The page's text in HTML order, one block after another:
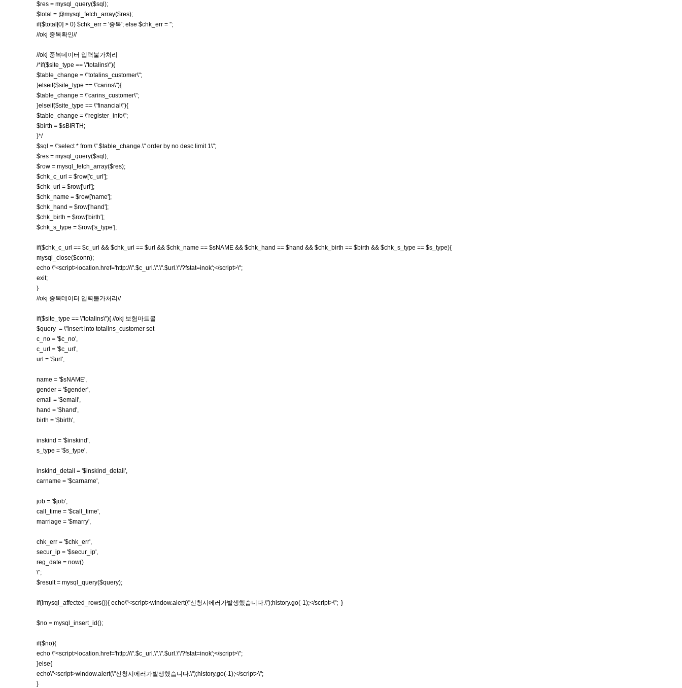
$res = mysql_query($sql);
$total = @mysql_fetch_array($res);
if($total[0] > 0) $chk_err = '중복'; else $chk_err = '';
//okj 중복확인//
//okj 중복데이터 입력불가처리
/*if($site_type == \"totalins\"){
$table_change = \"totalins_customer\";
}elseif($site_type == \"carins\"){
$table_change = \"carins_customer\";
}elseif($site_type == \"financial\"){
$table_change = \"register_info\";
$birth = $sBIRTH;
}*/
$sql = \"select * from \".$table_change.\" order by no desc limit 1\";
$res = mysql_query($sql);
$row = mysql_fetch_array($res);
$chk_c_url = $row['c_url'];
$chk_url = $row['url'];
$chk_name = $row['name'];
$chk_hand = $row['hand'];
$chk_birth = $row['birth'];
$chk_s_type = $row['s_type'];
if($chk_c_url == $c_url && $chk_url == $url && $chk_name == $sNAME && $chk_hand == $hand && $chk_birth == $birth && $chk_s_type == $s_type){
mysql_close($conn);
echo \"<script>location.href='http://\".$c_url.\".\".$url.\"/?fstat=inok';</script>\";
exit;
}
//okj 중복데이터 입력불가처리//
if($site_type == \"totalins\"){ //okj 보험마트몰
$query = \"insert into totalins_customer set
c_no = '$c_no',
c_url = '$c_url',
url = '$url',
name = '$sNAME',
gender = '$gender',
email = '$email',
hand = '$hand',
birth = '$birth',
inskind = '$inskind',
s_type = '$s_type',
inskind_detail = '$inskind_detail',
carname = '$carname',
job = '$job',
call_time = '$call_time',
marriage = '$marry',
chk_err = '$chk_err',
secur_ip = '$secur_ip',
reg_date = now()
\";
$result = mysql_query($query);
if(!mysql_affected_rows()){ echo\"<script>window.alert(\"신청시에러가발생했습니다.\");history.go(-1);</script>\"; }
$no = mysql_insert_id();
if($no){
echo \"<script>location.href='http://\".$c_url.\".\".$url.\"/?fstat=inok';</script>\";
}else{
echo\"<script>window.alert(\"신청시에러가발생했습니다.\");history.go(-1);</script>\";
}